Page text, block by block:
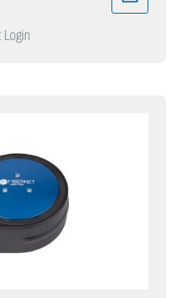
Login